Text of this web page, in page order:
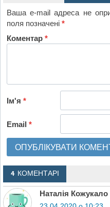
Ваша e-mail адреса не
поля позначені*
Коментар*
Ім'я*
Email*
4 КОМЕНТАРІ
Наталія Кожукало